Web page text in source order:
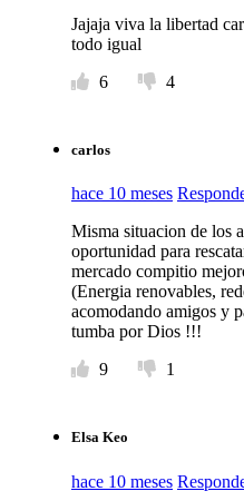
Jajaja viva la libertad
todo igual
6
4
carlos
hace 10 meses
Misma situacion de los
oportunidad para
mercado compitio
(Energia renovables,
acomodando amigos y
tumba por Dios !!!
9
1
Elsa Keo
hace 10 meses